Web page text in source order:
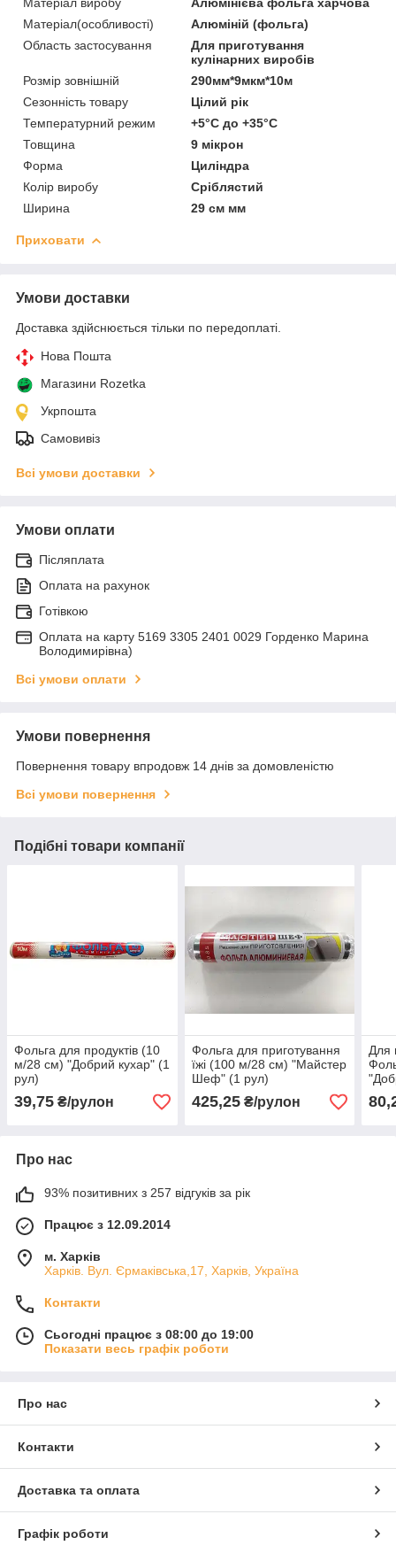
Матеріал(особливості)
Алюміній (фольга)
Область застосування
Для приготування
кулінарних виробів
Розмір зовнішній
290мм*9мкм*10м
Сезонність товару
Цілий рік
Температурний режим
+5°С до +35°С
Товщина
9 мікрон
Форма
Циліндра
Колір виробу
Сріблястий
Ширина
29 см мм
Приховати
Умови доставки
Доставка здійснюється тільки по передоплаті.
Нова Пошта
Магазини Rozetka
Укрпошта
Самовивіз
Всі умови доставки
Умови оплати
Післяплата
Оплата на рахунок
Готівкою
Оплата на карту 5169 3305 2401 0029 Горденко Марина
Володимирівна)
Всі умови оплати
Умови повернення
Повернення товару впродовж 14 днів за домовленістю
Всі умови повернення
Подібні товари компанії
Фольга для продуктів (10
м/28 см) "Добрий кухар" (1
рул)
39,75 ₴/рулон
Фольга для приготування
їжі (100 м/28 см) "Майстер
Шеф" (1 рул)
425,25₴/рулон
Для
Про нас
93% позитивних з 257 відгуків за рік
Працює з 12.09.2014
м. Харків
Харків. Вул. Єрмаківська,17, Харків, Україна
Контакти
Сьогодні працює з 08:00 до 19:00
Показати весь графік роботи
Про нас
Контакти
Доставка та оплата
Графік роботи